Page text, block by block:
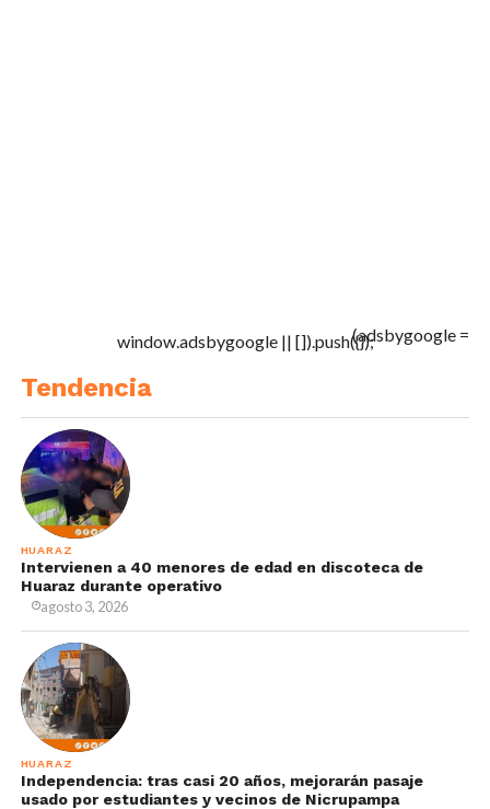
(adsbygoogle =
window.adsbygoogle || []).push({});
Tendencia
HUARAZ
Intervienen a 40 menores de edad en discoteca de
Huaraz durante operativo
agosto 3, 2026
HUARAZ
Independencia: tras casi 20 años, mejorarán pasaje
usado por estudiantes y vecinos de Nicrupampa